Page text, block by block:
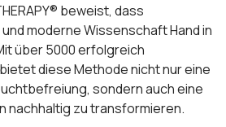
beweist, dass
moderne Wissenschaft Hand in
über 5000 erfolgreich
diese Methode nicht nur eine
sondern auch eine
nachhaltig zu transformieren.